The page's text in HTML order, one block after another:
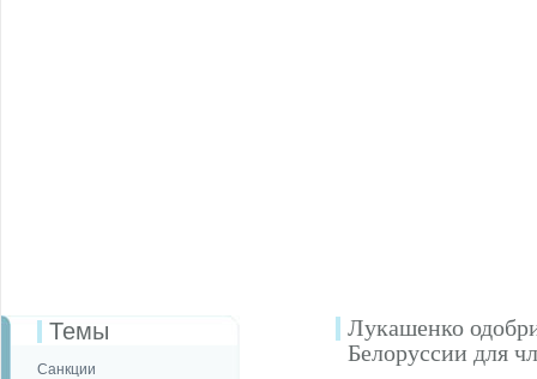
Темы
Санкции
Лукашенко
Белоруссии для